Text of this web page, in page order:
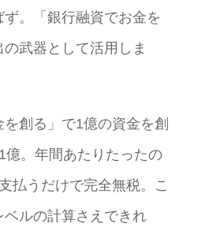
。「銀行融資でお金を
武器として活用しま
を創る」で1億の資金を創
億。年間あたりたったの
払うだけで完全無税。こ
ルの計算さえできれ